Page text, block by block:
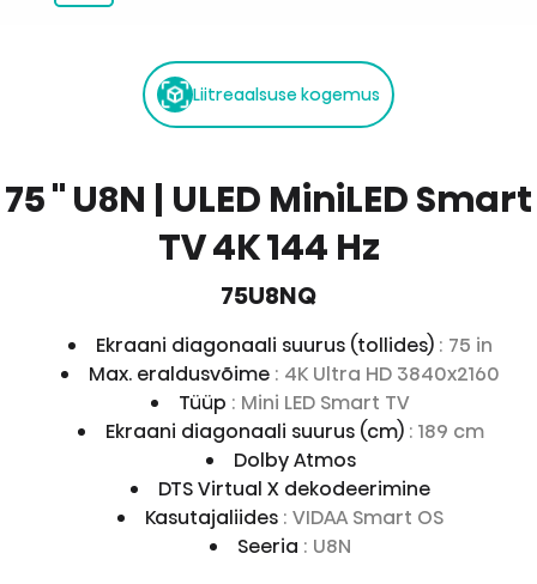
Liitreaalsuse kogemus
75 '' U8N | ULED MiniLED Smart
TV 4K 144 Hz
75U8NQ
Ekraani diagonaali suurus (tollides) : 75 in
Max. eraldusvõime : 4K Ultra HD 3840x2160
Tüüp : Mini LED Smart TV
Ekraani diagonaali suurus (cm) : 189 cm
Dolby Atmos
DTS Virtual X dekodeerimine
Kasutajaliides : VIDAA Smart OS
Seeria : U8N